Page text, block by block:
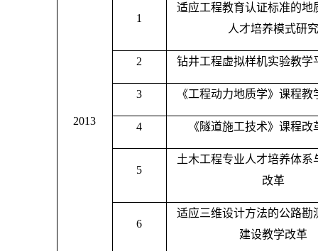
2013
1
适应工程教育认证标准的地
人才培养模式研究
2 钻井工程虚拟样机实验教学
3 《工程动力地质学》课程教
4 《隧道施工技术》课程改
5
土木工程专业人才培养体系
改革
6
适应三维设计方法的公路勘
建设教学改革